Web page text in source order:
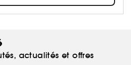
actualités et offres